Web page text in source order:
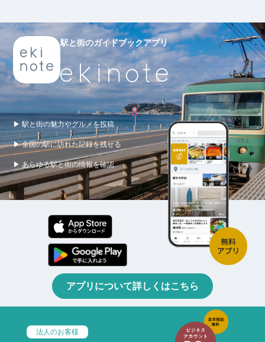
駅と街のガイドブックアプリ
▶ 駅と街の魅力やグルメを投稿
▶ 全国の駅に訪れた記録を残せる
▶ あらゆる駅と街の情報を確認
アプリについて詳しくはこちら
法人のお客様